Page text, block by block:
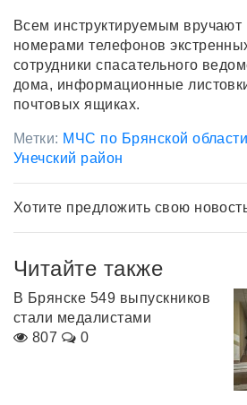
Всем инструктируемым вручают
номерами телефонов
сотрудники спасательного
дома, информационные
почтовых ящиках.
Метки: МЧС по Брянской области
Унечский район
Хотите предложить свою
Читайте также
В Брянске 549 выпускников
стали медалистами
807
0